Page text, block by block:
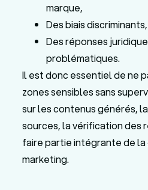
marque,
Des biais discriminants,
Des réponses
problématiques.
Il est donc essentiel de ne
zones sensibles sans
sur les contenus générés,
sources, la vérification des
faire partie intégrante de la
marketing.